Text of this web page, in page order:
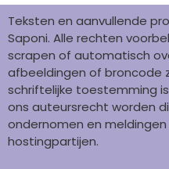
Teksten en aanvullende
Saponi. Alle rechten
scrapen of automatisch
afbeeldingen of broncode
schriftelijke toestemming
ons auteursrecht worden
ondernomen en
hostingpartijen.